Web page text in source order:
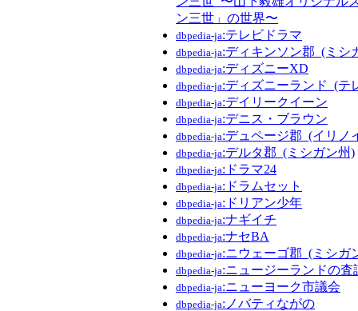
ン三世」の世界〜
dbpedia-ja:テレビドラマ
dbpedia-ja:ディキンソン郡_(ミシ
dbpedia-ja:ディズニーXD
dbpedia-ja:ディズニーランド_(テ
dbpedia-ja:デイリークイーン
dbpedia-ja:デニス・ブラウン
dbpedia-ja:デュページ郡_(イリノ
dbpedia-ja:デルタ郡_(ミシガン州)
dbpedia-ja:ドラマ24
dbpedia-ja:ドラムセット
dbpedia-ja:ドリアン少年
dbpedia-ja:ナギイチ
dbpedia-ja:ナセBA
dbpedia-ja:ニウェーゴ郡_(ミシガ
dbpedia-ja:ニュージーランドの査
dbpedia-ja:ニューヨーク市議会
dbpedia-ja:ノバティながの